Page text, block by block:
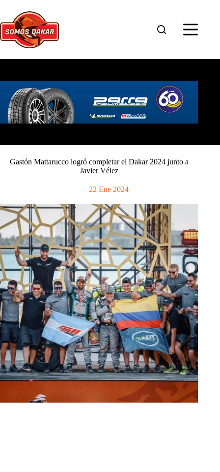
contenido
Gastón Mattarucco logró completar el Dakar 2024 junto a
Javier Vélez
22 Ene 2024